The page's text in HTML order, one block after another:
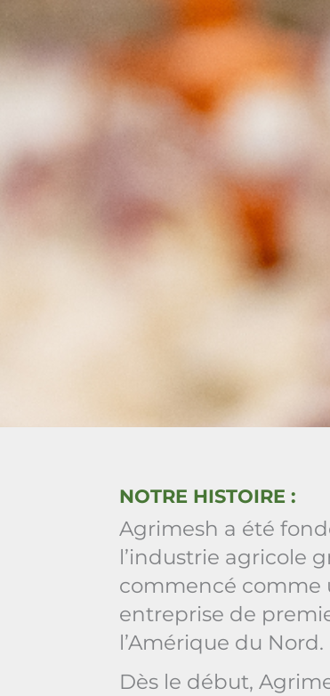
NOTRE HISTOIRE :
Agrimesh a été
l’industrie agricole
commencé comme
entreprise de
l’Amérique du Nord.
Dès le début,